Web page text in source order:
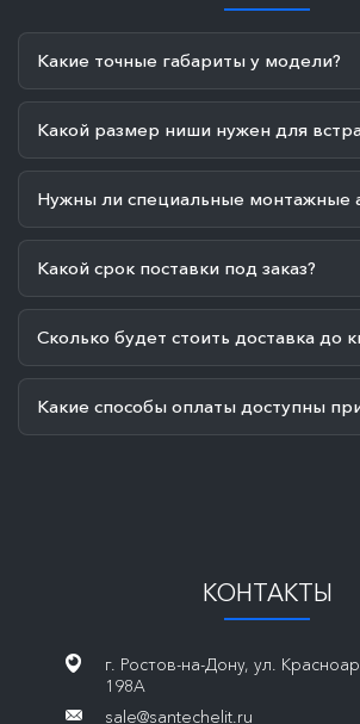
Какие точные габариты у модели?
Какой размер ниши нужен для
Нужны ли специальные монтажные
Какой срок поставки под заказ?
Сколько будет стоить доставка до
Какие способы оплаты доступны
КОНТАКТЫ
г. Ростов-на-Дону, ул.
198А
sale@santechelit.ru